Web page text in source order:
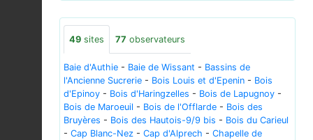
49 sites 77 observateurs
Baie d'Authie - Baie de Wissant - Bassins de
l'Ancienne Sucrerie - Bois Louis et d'Epenin - Bois
d'Epinoy - Bois d'Haringzelles - Bois de Lapugnoy -
Bois de Maroeuil - Bois de l'Offlarde - Bois des
Bruyères - Bois des Hautois-9/9 bis - Bois du Carieul
- Cap Blanc-Nez - Cap d'Alprech - Chapelle de